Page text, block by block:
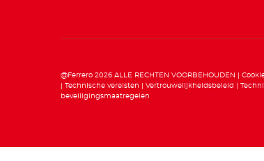
@Ferrero 2026 ALLE RECHTEN VOORBEHOUDEN
Technische vereisten
Vertrouwelijkheidsbeleid
beveiligingsmaatregelen